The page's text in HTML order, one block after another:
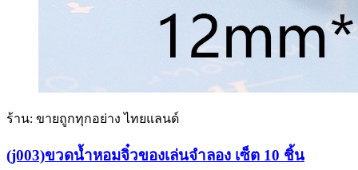
ร้าน: ขายถูกทุกอย่าง ไทยแลนด์
(j003)ขวดน้ำหอมจิ๋วของเล่นจำลอง เซ็ต 10 ชิ้น